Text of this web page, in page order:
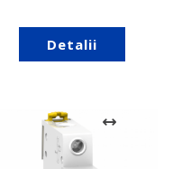
Detalii